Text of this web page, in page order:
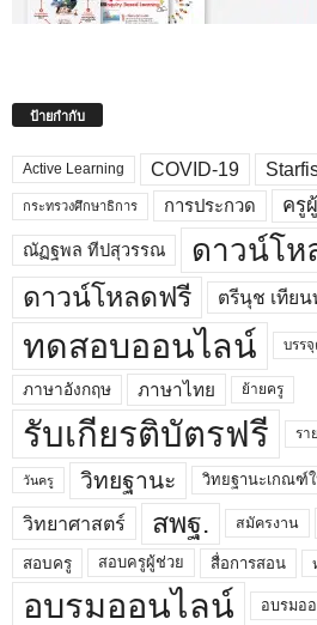
ป้ายกำกับ
Active Learning COVID-19
กระทรวงศึกษาธิการ การประกวด ครู
ณัฏฐพล ทีปสุวรรณ ดาวน์โห
ดาวน์โหลดฟรี ตรีนุช เทียน
ทดสอบออนไลน์ บรร
ภาษาอังกฤษ ภาษาไทย ย้ายครู
รับเกียรติบัตรฟรี รา
วันครู วิทยฐานะ วิทยฐานะเกณฑ์
วิทยาศาสตร์ สพฐ. สมัครงาน
สอบครู สอบครูผู้ช่วย สื่อการสอน
อบรมออนไลน์ อบรมอ